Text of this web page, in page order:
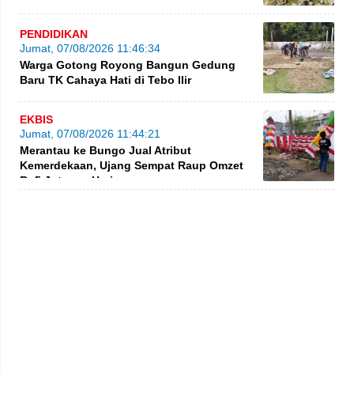
PENDIDIKAN
Jumat, 07/08/2026 11:46:34
Warga Gotong Royong Bangun Gedung
Baru TK Cahaya Hati di Tebo Ilir
EKBIS
Jumat, 07/08/2026 11:44:21
Merantau ke Bungo Jual Atribut
Kemerdekaan, Ujang Sempat Raup Omzet
Rp5 Juta per Hari